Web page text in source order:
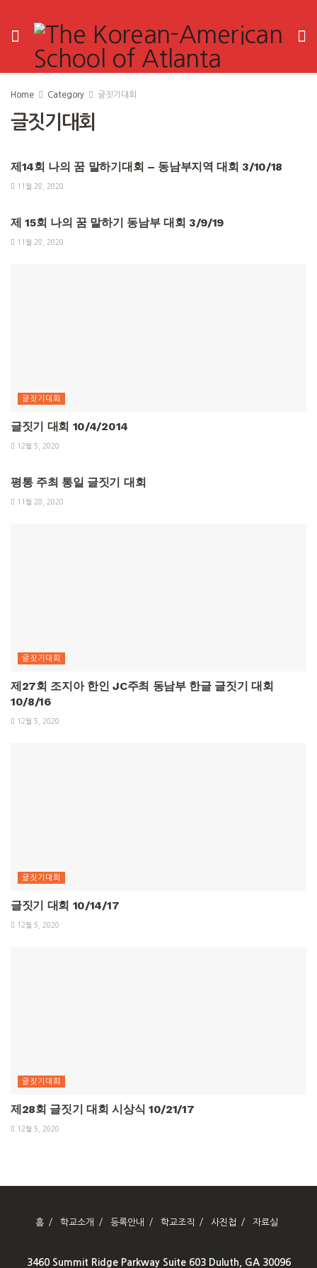
Home Category 글짓기대회
글짓기대회
제14회 나의 꿈 말하기대회 – 동남부지역 대회 3/10/18
11월 28, 2020
제 15회 나의 꿈 말하기 동남부 대회 3/9/19
11월 28, 2020
글짓기대회
글짓기 대회 10/4/2014
12월 5, 2020
평통 주최 통일 글짓기 대회
11월 28, 2020
글짓기대회
제27회 조지아 한인 JC주최 동남부 한글 글짓기 대회
10/8/16
12월 5, 2020
글짓기대회
글짓기 대회 10/14/17
12월 5, 2020
글짓기대회
제28회 글짓기 대회 시상식 10/21/17
12월 5, 2020
홈 학교소개 등록안내 학교조직 사진첩 자료실
3460 Summit Ridge Parkway Suite 603 Duluth, GA 30096